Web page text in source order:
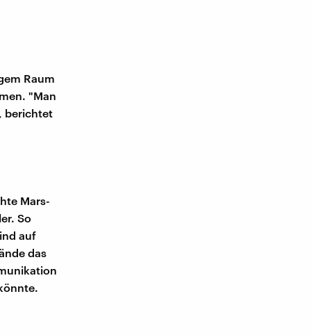
Raum
"Man
berichtet
Mars-
So
auf
das